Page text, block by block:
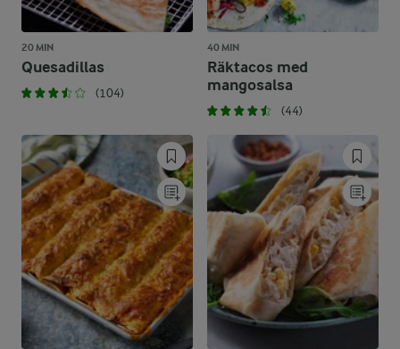
20 MIN
Quesadillas
(104)
40 MIN
Räktacos med
mangosalsa
(44)